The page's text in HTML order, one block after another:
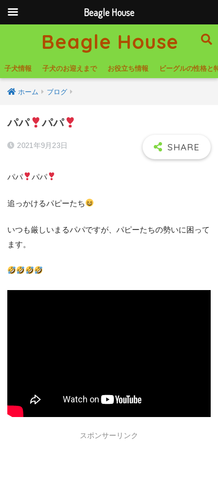
Beagle House
子犬情報 子犬のお迎えまで お役立ち情報 ビーグルの性格と
ホーム ブログ
パパ パパ
2021年9月23日
パパ パパ
追っかけるパピーたち
いつも厳しいまるパパですが、パピーたちの勢いに困って
ます。
スポンサーリンク
Beagle House